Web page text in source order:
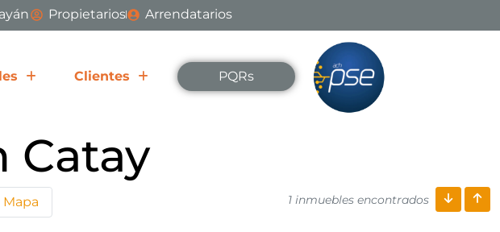
Propietarios Arrendatarios
Clientes PQRs
Catay
1 inmuebles encontrados